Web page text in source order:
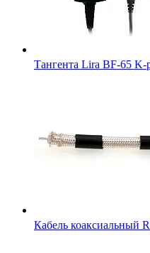
Тангента Lira BF-65 K-
Кабель коаксиальный